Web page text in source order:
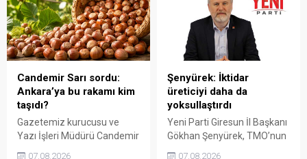
istedi. Karaibrahim,
sürdürülebilir üretim için
fiyat politikasının yeniden
değerlendirilmesi gerektiğini
söyledi.
Gezmiş, “Üreticiyi yok
sayanı, günü geldiğinde
üretici de yok sayacaktır”
dedi.
Candemir Sarı sordu:
Ankara’ya bu rakamı kim
taşıdı?
Gazetemiz kurucusu ve
Yazı İşleri Müdürü Candemir
07.08.2026
Şenyürek: İktidar
üreticiyi daha da
yoksullaştırdı
Yeni Parti Giresun İl Başkanı
Gökhan Şenyürek, TMO’nun
07.08.2026